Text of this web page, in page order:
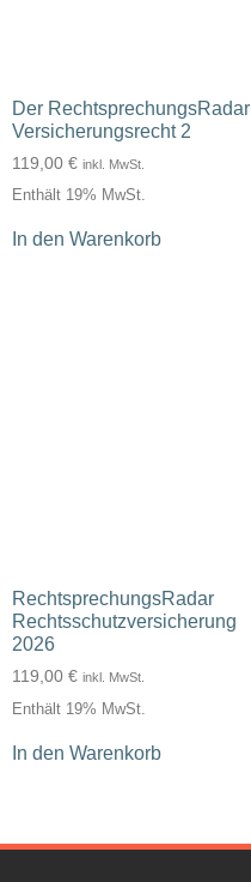
Der RechtsprechungsRadar
Versicherungsrecht 2
119,00 € inkl. MwSt.
Enthält 19% MwSt.
In den Warenkorb
RechtsprechungsRadar
Rechtsschutzversicherung
2026
119,00 € inkl. MwSt.
Enthält 19% MwSt.
In den Warenkorb